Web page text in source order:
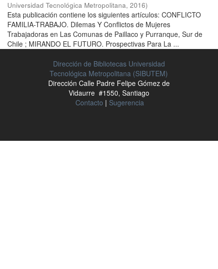
Universidad Tecnológica Metropolitana, 2016)
Esta publicación contiene los siguientes artículos: CONFLICTO
FAMILIA-TRABAJO. Dilemas Y Conflictos de Mujeres
Trabajadoras en Las Comunas de Paillaco y Purranque, Sur de
Chile ; MIRANDO EL FUTURO. Prospectivas Para La ...
Dirección de Bibliotecas Universidad
Tecnológica Metropolitana (SIBUTEM)
Dirección Calle Padre Felipe Gómez de
Vidaurre #1550, Santiago
Contacto | Sugerencia